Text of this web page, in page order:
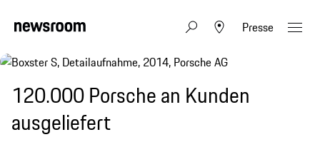
Presse
120.000 Porsche an Kunden
ausgeliefert